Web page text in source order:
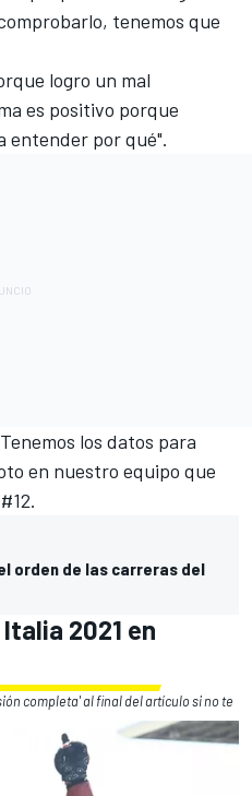
tenemos que
logro un mal
es positivo porque
entender por qué".
los datos para
en nuestro equipo que
orden de las carreras del
2021 en